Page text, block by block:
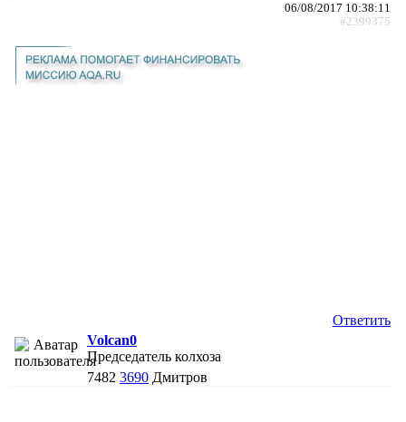
06/08/2017 10:38:11
#2399375
Ответить
Volcan0
Председатель колхоза
7482 3690 Дмитров